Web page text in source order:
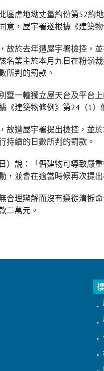
區虎地坳丈量約份第52約
意，屋宇署遂根據《建築
故於去年遭屋宇署檢控，
名業主於本月九日在粉嶺
所判的罰款。
墅一幢獨立屋天台及平台
《建築物條例》第24（1）
故遭屋宇署提出檢控，並
持續的日數所判的罰款。
）說：「僭建物可導致嚴
，並會在適當時候再次提出
合理辯解而沒有遵從清拆
二萬元。